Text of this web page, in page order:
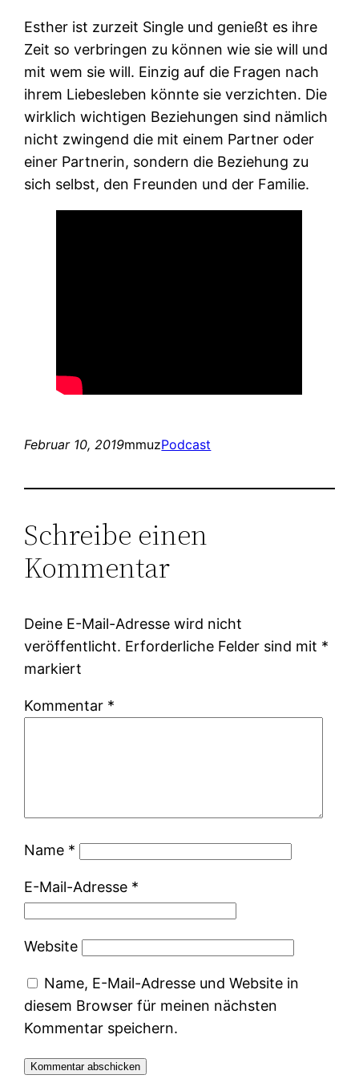
Esther ist zurzeit Single und genießt es ihre
Zeit so verbringen zu können wie sie will und
mit wem sie will. Einzig auf die Fragen nach
ihrem Liebesleben könnte sie verzichten. Die
wirklich wichtigen Beziehungen sind nämlich
nicht zwingend die mit einem Partner oder
einer Partnerin, sondern die Beziehung zu
sich selbst, den Freunden und der Familie.
Februar 10, 2019mmuzPodcast
Schreibe einen
Kommentar
Deine E-Mail-Adresse wird nicht
veröffentlicht. Erforderliche Felder sind mit *
markiert
Kommentar *
Name *
E-Mail-Adresse *
Website
Name, E-Mail-Adresse und Website in
diesem Browser für meinen nächsten
Kommentar speichern.